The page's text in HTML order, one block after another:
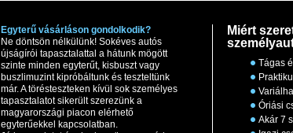
Egyterű vásárláson gondolkodik?
Ne döntsön nélkülünk! Sokéves autós
újságírói tapasztalattal a hátunk mögött
szinte minden egyterűt, kisbuszt vagy
buszlimuzint kipróbáltunk és teszteltünk
már. A törésteszteken kívül sok személyes
tapasztalatot sikerült szerezünk a
magyarországi piacon elérhető
egyterűekkel kapcsolatban.
Miért
Tágas
Óriási
Akár 7